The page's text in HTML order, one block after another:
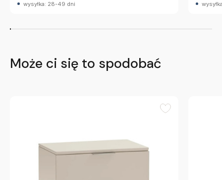
wysyłka: 28-49 dni
Może ci się to spodobać